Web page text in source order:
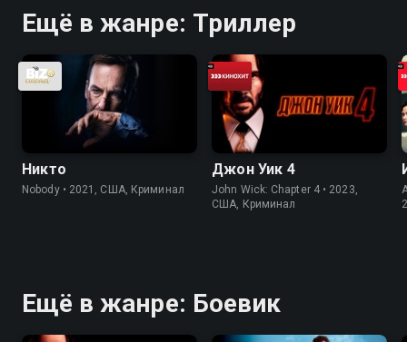
Ещё в жанре: Триллер
Никто
Nobody • 2021, США, Криминал
Джон Уик 4
John Wick: Chapter 4 • 2023,
США, Криминал
Ещё в жанре: Боевик